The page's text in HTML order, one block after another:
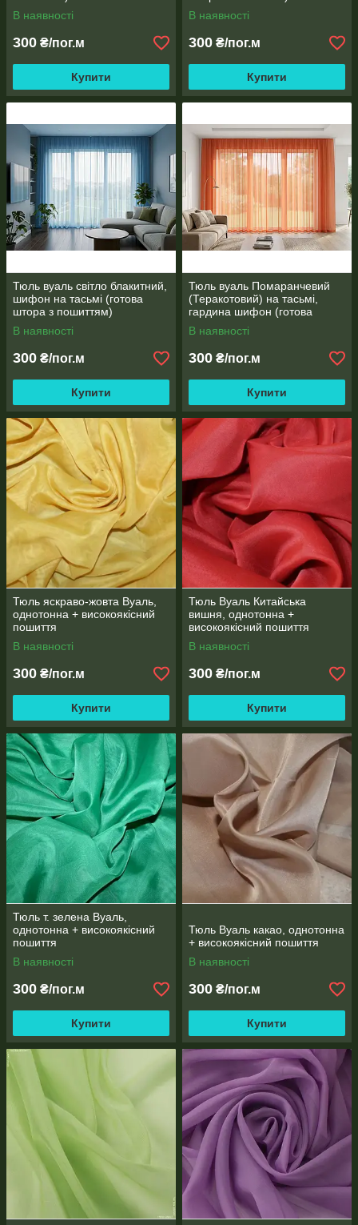
В наявності
300 ₴/пог.м
Купити
В наявності
300 ₴/пог.м
Купити
Тюль вуаль світло блакитний,
шифон на тасьмі (готова
штора з пошиттям)
В наявності
300 ₴/пог.м
Купити
Тюль вуаль Помаранчевий
(Теракотовий) на тасьмі,
гардина шифон (готова
штора з пошиттям)
В наявності
300 ₴/пог.м
Купити
Тюль яскраво-жовта Вуаль,
однотонна + високоякісний
пошиття
В наявності
300 ₴/пог.м
Купити
Тюль Вуаль Китайська
вишня, однотонна +
високоякісний пошиття
В наявності
300 ₴/пог.м
Купити
Тюль т. зелена Вуаль,
однотонна + високоякісний
пошиття
В наявності
300 ₴/пог.м
Купити
Тюль Вуаль какао, однотонна
+ високоякісний пошиття
В наявності
300 ₴/пог.м
Купити